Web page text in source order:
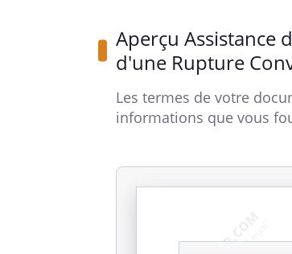
Aperçu Assistance
d'une Rupture
Les termes de votre
informations que vous